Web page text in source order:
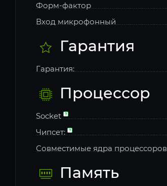
Форм-фактор
Вход микрофонный
Гарантия
Гарантия:
Процессор
Socket
Чипсет:
Совместимые ядра процессоров
Память